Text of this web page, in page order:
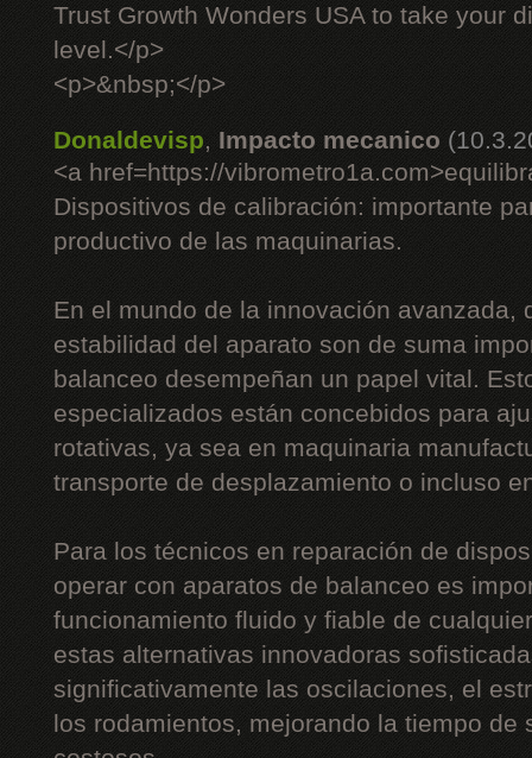
Trust Growth Wonders USA to take your
level.</p>
<p>&nbsp;</p>
Donaldevisp, Impacto mecanico
<a href=https://
Dispositivos de calibración: importante
productivo de las maquinarias.
En el mundo de la innovación avanzada,
estabilidad del aparato son de suma
balanceo desempeñan un papel vital.
especializados están concebidos para
rotativas, ya sea en maquinaria
transporte de desplazamiento o incluso
Para los técnicos en reparación de
operar con aparatos de balanceo es
funcionamiento fluido y fiable de
estas alternativas innovadoras
significativamente las oscilaciones, el
los rodamientos, mejorando la tiempo de